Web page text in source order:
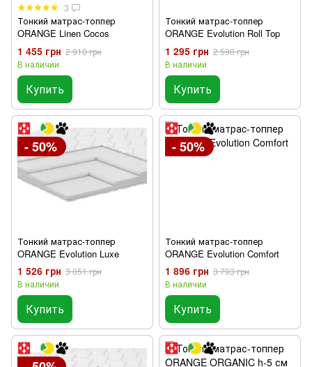
3
Тонкий матрас-топпер
ORANGE Linen Cocos
1 455 грн 2 910 грн
В наличии
Купить
Тонкий матраc-топпер
ORANGE Evolution Roll Top
1 295 грн 2 590 грн
В наличии
Купить
- 50%
Тонкий матрас-топпер
ORANGE Evolution Luxe
1 526 грн 3 051 грн
В наличии
Купить
- 50%
Тонкий матраc-топпер
ORANGE Evolution Comfort
1 896 грн 3 793 грн
В наличии
Купить